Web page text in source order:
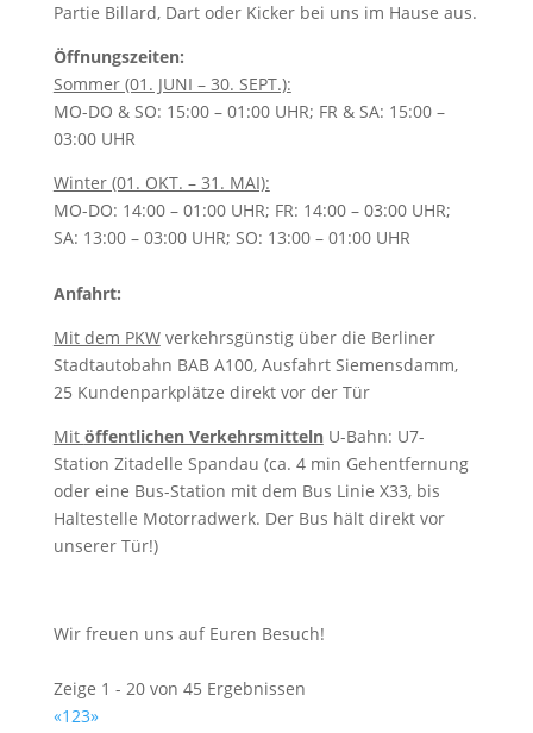
Partie Billard, Dart oder Kicker bei uns im Hause aus.
Öffnungszeiten:
Sommer (01. JUNI – 30. SEPT.):
MO-DO & SO: 15:00 – 01:00 UHR; FR & SA: 15:00 –
03:00 UHR
Winter (01. OKT. – 31. MAI):
MO-DO: 14:00 – 01:00 UHR; FR: 14:00 – 03:00 UHR;
SA: 13:00 – 03:00 UHR; SO: 13:00 – 01:00 UHR
Anfahrt:
Mit dem PKWverkehrsgünstig über die Berliner
Stadtautobahn BAB A100, Ausfahrt Siemensdamm,
25 Kundenparkplätze direkt vor der Tür
Mit öffentlichen VerkehrsmittelnU-Bahn: U7-
Station Zitadelle Spandau (ca. 4 min Gehentfernung
oder eine Bus-Station mit dem Bus Linie X33, bis
Haltestelle Motorradwerk. Der Bus hält direkt vor
unserer Tür!)
Wir freuen uns auf Euren Besuch!
Zeige 1 - 20 von 45 Ergebnissen
«123»